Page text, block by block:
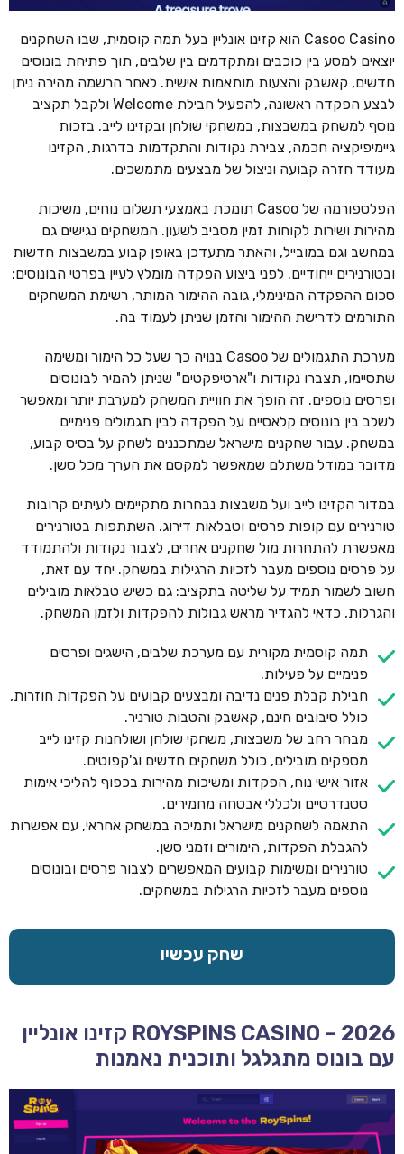
Casoo Casino הוא קזינו אונליין בעל תמה קוסמית, שבו השחקנים
יוצאים למסע בין כוכבים ומתקדמים בין שלבים, תוך פתיחת בונוסים
חדשים, קאשבק והצעות מותאמות אישית. לאחר הרשמה מהירה ניתן
לבצע הפקדה ראשונה, להפעיל חבילת Welcome ולקבל תקציב
נוסף למשחק במשבצות, במשחקי שולחן ובקזינו לייב. בזכות
גיימיפיקציה חכמה, צבירת נקודות והתקדמות בדרגות, הקזינו
מעודד חזרה קבועה וניצול של מבצעים מתמשכים.
הפלטפורמה של Casoo תומכת באמצעי תשלום נוחים, משיכות
מהירות ושירות לקוחות זמין מסביב לשעון. המשחקים נגישים גם
במחשב וגם במובייל, והאתר מתעדכן באופן קבוע במשבצות חדשות
ובטורנירים ייחודיים. לפני ביצוע הפקדה מומלץ לעיין בפרטי הבונוסים:
סכום ההפקדה המינימלי, גובה ההימור המותר, רשימת המשחקים
התורמים לדרישת ההימור והזמן שניתן לעמוד בה.
מערכת התגמולים של Casoo בנויה כך שעל כל הימור ומשימה
שתסיימו, תצברו נקודות ו"ארטיפקטים" שניתן להמיר לבונוסים
ופרסים נוספים. זה הופך את חוויית המשחק למערבת יותר ומאפשר
לשלב בין בונוסים קלאסיים על הפקדה לבין תגמולים פנימיים
במשחק. עבור שחקנים מישראל שמתכננים לשחק על בסיס קבוע,
מדובר במודל משתלם שמאפשר למקסם את הערך מכל סשן.
במדור הקזינו לייב ועל משבצות נבחרות מתקיימים לעיתים קרובות
טורנירים עם קופות פרסים וטבלאות דירוג. השתתפות בטורנירים
מאפשרת להתחרות מול שחקנים אחרים, לצבור נקודות ולהתמודד
על פרסים נוספים מעבר לזכיות הרגילות במשחק. יחד עם זאת,
חשוב לשמור תמיד על שליטה בתקציב: גם כשיש טבלאות מובילים
והגרלות, כדאי להגדיר מראש גבולות להפקדות ולזמן המשחק.
תמה קוסמית מקורית עם מערכת שלבים, הישגים ופרסים
פנימיים על פעילות.
חבילת קבלת פנים נדיבה ומבצעים קבועים על הפקדות חוזרות,
כולל סיבובים חינם, קאשבק והטבות טורניר.
מבחר רחב של משבצות, משחקי שולחן ושולחנות קזינו לייב
מספקים מובילים, כולל משחקים חדשים וג'קפוטים.
אזור אישי נוח, הפקדות ומשיכות מהירות בכפוף להליכי אימות
סטנדרטיים ולכללי אבטחה מחמירים.
התאמה לשחקנים מישראל ותמיכה במשחק אחראי, עם אפשרות
להגבלת הפקדות, הימורים וזמני סשן.
טורנירים ומשימות קבועים המאפשרים לצבור פרסים ובונוסים
נוספים מעבר לזכיות הרגילות במשחקים.
שחק עכשיו
ROYSPINS CASINO – 2026 קזינו אונליין
עם בונוס מתגלגל ותוכנית נאמנות